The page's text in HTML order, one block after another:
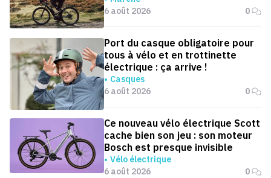
6 août 2026
0
Port du casque obligatoire pour
tous à vélo et en trottinette
électrique : ça arrive !
Casques
6 août 2026
0
Ce nouveau vélo électrique Scott
cache bien son jeu : son moteur
Bosch est presque invisible
Vélo électrique
6 août 2026
0